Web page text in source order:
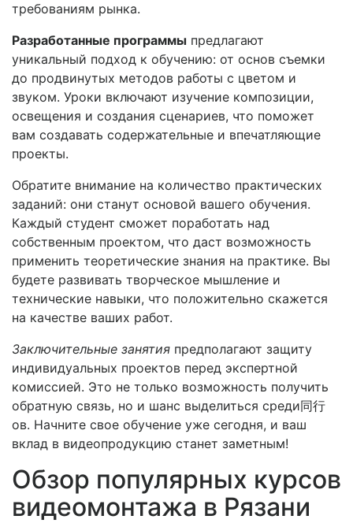
требованиям рынка.
Разработанные программы предлагают
уникальный подход к обучению: от основ съемки
до продвинутых методов работы с цветом и
звуком. Уроки включают изучение композиции,
освещения и создания сценариев, что поможет
вам создавать содержательные и впечатляющие
проекты.
Обратите внимание на количество практических
заданий: они станут основой вашего обучения.
Каждый студент сможет поработать над
собственным проектом, что даст возможность
применить теоретические знания на практике. Вы
будете развивать творческое мышление и
технические навыки, что положительно скажется
на качестве ваших работ.
Заключительные занятия предполагают защиту
индивидуальных проектов перед экспертной
комиссией. Это не только возможность получить
обратную связь, но и шанс выделиться среди同行
ов. Начните свое обучение уже сегодня, и ваш
вклад в видеопродукцию станет заметным!
Обзор популярных курсов
видеомонтажа в Рязани